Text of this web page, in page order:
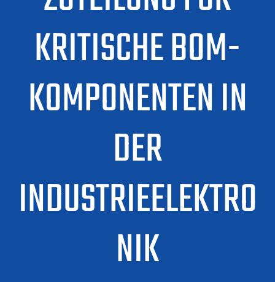
KRITISCHE BOM-
KOMPONENTEN IN
DER
INDUSTRIEELEKTRO
NIK